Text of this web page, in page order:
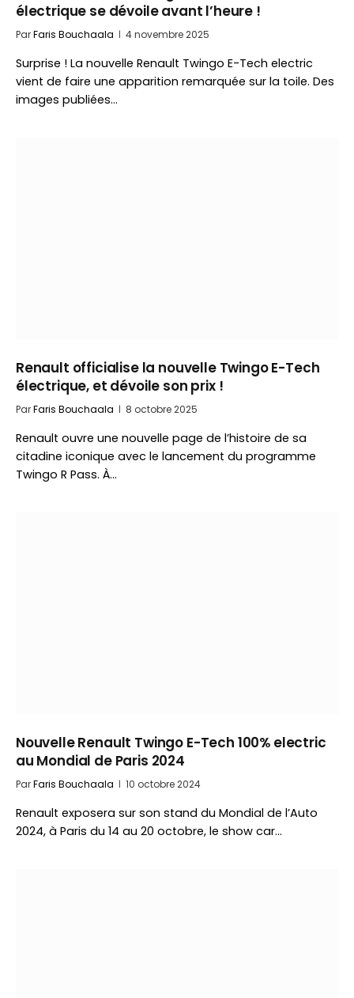
électrique se dévoile avant l’heure !
ParFaris Bouchaala 4 novembre 2025
Surprise ! La nouvelle Renault Twingo E-Tech electric
vient de faire une apparition remarquée sur la toile. Des
images publiées…
Renault officialise la nouvelle Twingo E-Tech
électrique, et dévoile son prix !
ParFaris Bouchaala 8 octobre 2025
Renault ouvre une nouvelle page de l’histoire de sa
citadine iconique avec le lancement du programme
Twingo R Pass. À…
Nouvelle Renault Twingo E-Tech 100% electric
au Mondial de Paris 2024
ParFaris Bouchaala 10 octobre 2024
Renault exposera sur son stand du Mondial de l’Auto
2024, à Paris du 14 au 20 octobre, le show car…